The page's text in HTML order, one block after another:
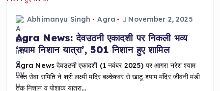
Abhimanyu Singh Agra November 2, 2025
Agra News: देवउठनी एकादशी पर निकली भव्य
‘श्याम निशान यात्रा’, 501 निशान हुए शामिल
Agra News देवउठनी एकादशी (1 नवंबर 2025) पर आगरा नरेश श्याम
भक्त सेवा समिति ने श्री लक्ष्मी मंदिर बल्केश्वर से खाटू श्याम मंदिर जीवनी मंडी
तक निशान व पोशाक यात्रा…